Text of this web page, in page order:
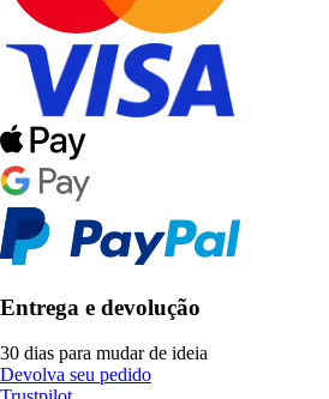
Entrega e devolução
30 dias para mudar de ideia
Devolva seu pedido